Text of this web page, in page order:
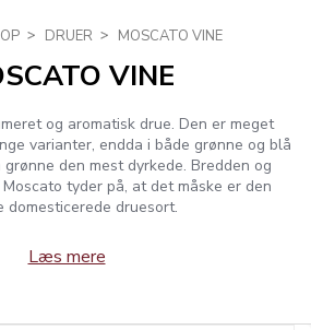
DRUER MOSCATO VINE
VINE
og aromatisk drue. Den er meget
varianter, endda i både grønne og blå
den mest dyrkede. Bredden og
tyder på, at det måske er den
druesort.
Læs mere